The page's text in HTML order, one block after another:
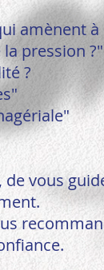
amènent
pression ?"
?
vous